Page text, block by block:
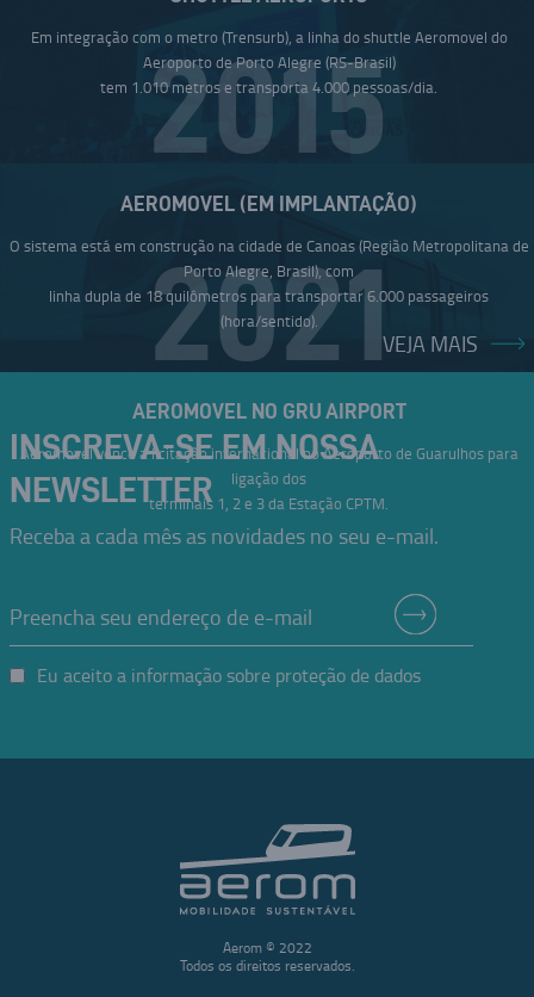
Em integração com o metro (Trensurb), a linha do shuttle Aeromovel do
Aeroporto de Porto Alegre (RS-Brasil)
tem 1.010 metros e transporta 4.000 pessoas/dia.
2015
AEROMOVEL (EM IMPLANTAÇÃO)
O sistema está em construção na cidade de Canoas (Região Metropolitana de
Porto Alegre, Brasil), com
linha dupla de 18 quilômetros para transportar 6.000 passageiros
(hora/sentido).
2021
AEROMOVEL NO GRU AIRPORT
Aeromovel vence a licitação internacional no Aeroporto de Guarulhos para
ligação dos
terminais 1, 2 e 3 da Estação CPTM.
VEJA MAIS
INSCREVA-SE EM NOSSA
NEWSLETTER
Receba a cada mês as novidades no seu e-mail.
Eu aceito a informação sobre proteção de dados
Aerom © 2022
Todos os direitos reservados.